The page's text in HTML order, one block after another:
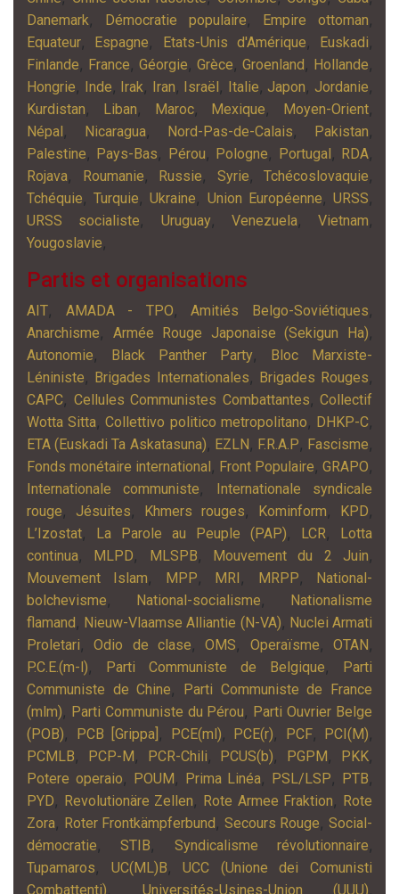
Danemark, Démocratie populaire, Empire ottoman,
Equateur, Espagne, Etats-Unis d'Amérique, Euskadi,
Finlande, France, Géorgie, Grèce, Groenland , Hollande,
Hongrie, Inde, Irak, Iran, Israël , Italie, Japon, Jordanie,
Kurdistan, Liban, Maroc, Mexique, Moyen-Orient,
Népal , Nicaragua, Nord-Pas-de-Calais, Pakistan,
Palestine, Pays-Bas, Pérou, Pologne, Portugal , RDA,
Rojava, Roumanie, Russie, Syrie, Tchécoslovaquie,
Tchéquie,Turquie,Ukraine, Union Européenne,URSS,
URSS socialiste, Uruguay, Venezuela, Vietnam,
Yougoslavie,
Partis et organisations
AIT, AMADA - TPO,Amitiés Belgo-Soviétiques,
Anarchisme, Armée Rouge Japonaise (Sekigun Ha),
Autonomie, Black Panther Party,
Bloc Marxiste-
Léniniste, Brigades Internationales, Brigades Rouges,
CAPC, Cellules Communistes Combattantes, Collectif
Wotta Sitta,Collettivo politico metropolitano, DHKP-C,
ETA (Euskadi Ta Askatasuna), EZLN , F.R.A.P, Fascisme,
Fonds monétaire international , Front Populaire, GRAPO,
Internationale communiste,
Internationale syndicale
rouge, Jésuites, Khmers rouges, Kominform, KPD,
L’Izostat, La Parole au Peuple (PAP), LCR,
Lotta
continua, MLPD, MLSPB, Mouvement du 2 Juin,
Mouvement Islam, MPP, MRI , MRPP,
National-
bolchevisme, National-socialisme,
Nationalisme
flamand , Nieuw-Vlaamse Alliantie (N-VA), Nuclei Armati
Proletari,Odio de clase,OMS, Operaïsme,OTAN ,
P.C.E.(m-l), Parti Communiste de Belgique,
Parti
Communiste de Chine,
Parti Communiste de France
(mlm), Parti Communiste du Pérou, Parti Ouvrier Belge
(POB), PCB [Grippa] , PCE(ml), PCE(r), PCF, PCI(M),
PCMLB, PCP-M , PCR-Chili, PCUS(b), PGPM , PKK,
Potere operaio, POUM , Prima Linéa, PSL/LSP, PTB,
PYD, Revolutionäre Zellen, Rote Armee Fraktion, Rote
Zora, Roter Frontkämpferbund , Secours Rouge,Social-
démocratie,STIB, Syndicalisme révolutionnaire,
Tupamaros, UC(ML)B,UCC (Unione dei Comunisti
Combattenti), Universités-Usines-Union (UUU),